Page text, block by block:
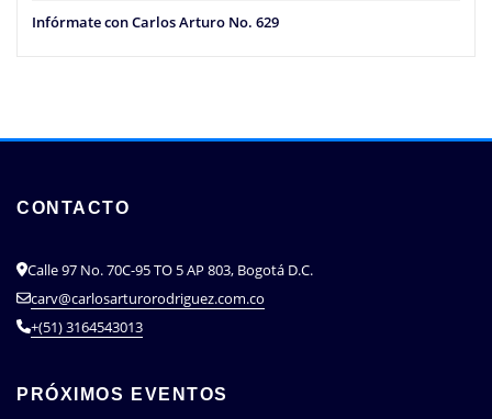
Infórmate con Carlos Arturo No. 629
CONTACTO
Calle 97 No. 70C-95 TO 5 AP 803, Bogotá D.C.
carv@carlosarturorodriguez.com.co
+(51) 3164543013
PRÓXIMOS EVENTOS